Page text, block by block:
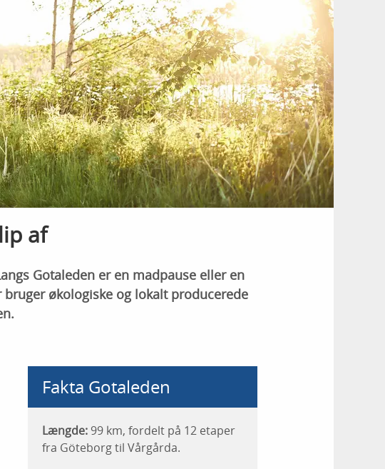
af
Gotaleden er en madpause eller en
økologiske og lokalt producerede
Fakta Gotaleden
Længde:99 km, fordelt på 12 etaper
fra Göteborg til Vårgårda.